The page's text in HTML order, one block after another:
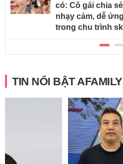
có: Cô gái chia
nhạy cảm, dễ
trong chu trình
TIN NỔI BẬT AFAMILY